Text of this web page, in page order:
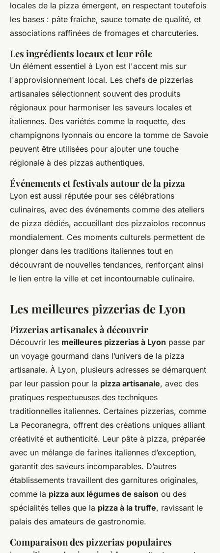
locales de la pizza émergent, en respectant toutefois
les bases : pâte fraîche, sauce tomate de qualité, et
associations raffinées de fromages et charcuteries.
Les ingrédients locaux et leur rôle
Un élément essentiel à Lyon est l'accent mis sur
l'approvisionnement local. Les chefs de pizzerias
artisanales sélectionnent souvent des produits
régionaux pour harmoniser les saveurs locales et
italiennes. Des variétés comme la roquette, des
champignons lyonnais ou encore la tomme de Savoie
peuvent être utilisées pour ajouter une touche
régionale à des pizzas authentiques.
Événements et festivals autour de la pizza
Lyon est aussi réputée pour ses célébrations
culinaires, avec des événements comme des ateliers
de pizza dédiés, accueillant des pizzaiolos reconnus
mondialement. Ces moments culturels permettent de
plonger dans les traditions italiennes tout en
découvrant de nouvelles tendances, renforçant ainsi
le lien entre la ville et cet incontournable culinaire.
Les meilleures pizzerias de Lyon
Pizzerias artisanales à découvrir
Découvrir les meilleures pizzerias à Lyon passe par
un voyage gourmand dans l’univers de la pizza
artisanale. À Lyon, plusieurs adresses se démarquent
par leur passion pour la pizza artisanale, avec des
pratiques respectueuses des techniques
traditionnelles italiennes. Certaines pizzerias, comme
La Pecoranegra, offrent des créations uniques alliant
créativité et authenticité. Leur pâte à pizza, préparée
avec un mélange de farines italiennes d’exception,
garantit des saveurs incomparables. D’autres
établissements travaillent des garnitures originales,
comme la pizza aux légumes de saison ou des
spécialités telles que la pizza à la truffe, ravissant le
palais des amateurs de gastronomie.
Comparaison des pizzerias populaires